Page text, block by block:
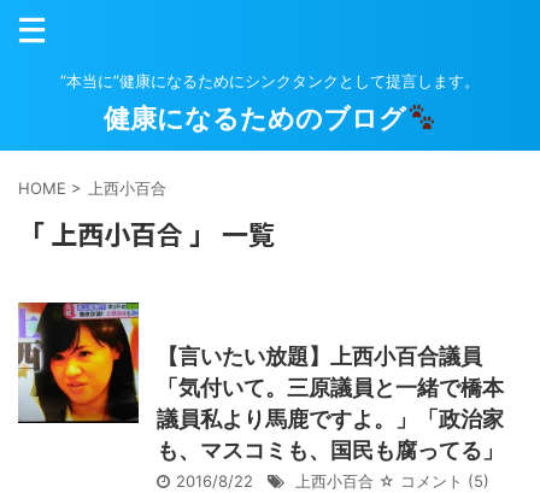
”本当に”健康になるためにシンクタンクとして提言します。
健康になるためのブログ
HOME > 上西小百合
「 上西小百合 」 一覧
【言いたい放題】上西小百合議員
「気付いて。三原議員と一緒で橋本
議員私より馬鹿ですよ。」「政治家
も、マスコミも、国民も腐ってる」
2016/8/22 上西小百合 ☆ コメント (5)